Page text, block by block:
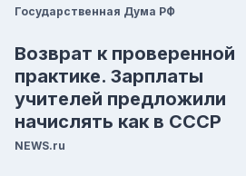
Государственная Дума РФ
Возврат к проверенной
практике. Зарплаты
учителей предложили
начислять как в СССР
NEWS.ru